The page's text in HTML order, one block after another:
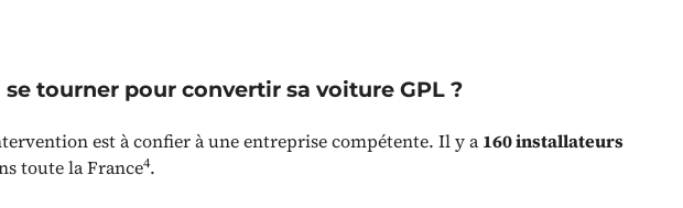
se tourner pour convertir sa voiture GPL ?
est à confier à une entreprise compétente. Il y a160 installateurs
toute la France4.